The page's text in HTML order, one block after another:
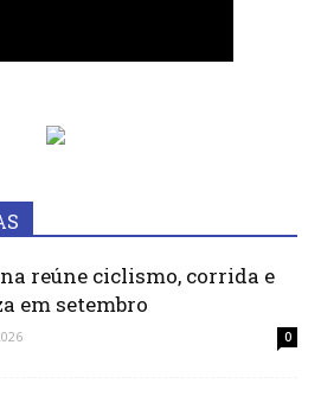
reúne ciclismo, corrida e
em setembro
0